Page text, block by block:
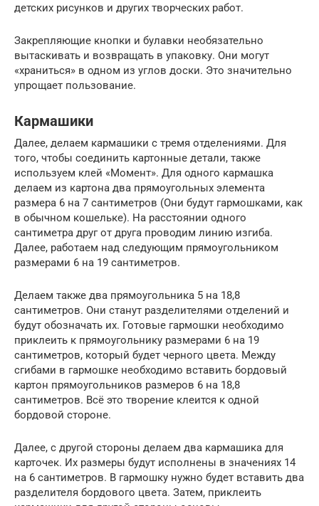
детских рисунков и других творческих работ.
Закрепляющие кнопки и булавки необязательно
вытаскивать и возвращать в упаковку. Они могут
«храниться» в одном из углов доски. Это значительно
упрощает пользование.
Кармашики
Далее, делаем кармашики с тремя отделениями. Для
того, чтобы соединить картонные детали, также
используем клей «Момент». Для одного кармашка
делаем из картона два прямоугольных элемента
размера 6 на 7 сантиметров (Они будут гармошками, как
в обычном кошельке). На расстоянии одного
сантиметра друг от друга проводим линию изгиба.
Далее, работаем над следующим прямоугольником
размерами 6 на 19 сантиметров.
Делаем также два прямоугольника 5 на 18,8
сантиметров. Они станут разделителями отделений и
будут обозначать их. Готовые гармошки необходимо
приклеить к прямоугольнику размерами 6 на 19
сантиметров, который будет черного цвета. Между
сгибами в гармошке необходимо вставить бордовый
картон прямоугольников размеров 6 на 18,8
сантиметров. Всё это творение клеится к одной
бордовой стороне.
Далее, с другой стороны делаем два кармашика для
карточек. Их размеры будут исполнены в значениях 14
на 6 сантиметров. В гармошку нужно будет вставить два
разделителя бордового цвета. Затем, приклеить